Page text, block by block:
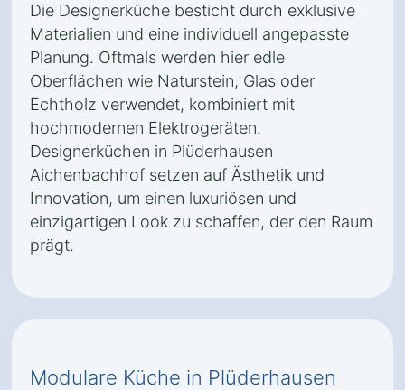
Die Designerküche besticht durch exklusive
Materialien und eine individuell angepasste
Planung. Oftmals werden hier edle
Oberflächen wie Naturstein, Glas oder
Echtholz verwendet, kombiniert mit
hochmodernen Elektrogeräten.
Designerküchen in Plüderhausen
Aichenbachhof setzen auf Ästhetik und
Innovation, um einen luxuriösen und
einzigartigen Look zu schaffen, der den Raum
prägt.
Modulare Küche in Plüderhausen